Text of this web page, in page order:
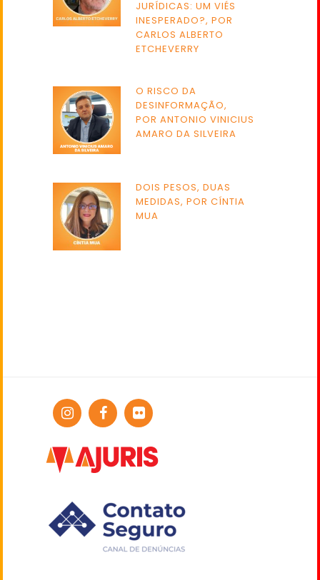
JURÍDICAS: UM VIÉS
INESPERADO?, POR
CARLOS ALBERTO
ETCHEVERRY
O RISCO DA
DESINFORMAÇÃO,
POR ANTONIO VINICIUS
AMARO DA SILVEIRA
DOIS PESOS, DUAS
MEDIDAS, POR CÍNTIA
MUA